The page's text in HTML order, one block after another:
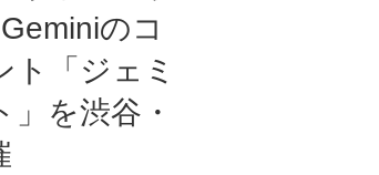
のコ
ト「ジェミ
を渋谷・